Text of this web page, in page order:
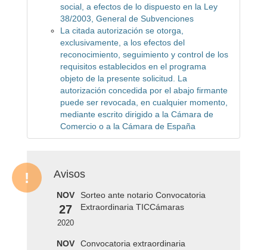
social, a efectos de lo dispuesto en la Ley
38/2003, General de Subvenciones
La citada autorización se otorga,
exclusivamente, a los efectos del
reconocimiento, seguimiento y control de los
requisitos establecidos en el programa
objeto de la presente solicitud. La
autorización concedida por el abajo firmante
puede ser revocada, en cualquier momento,
mediante escrito dirigido a la Cámara de
Comercio o a la Cámara de España
Avisos
NOV
27
2020
Sorteo ante notario Convocatoria
Extraordinaria TICCámaras
NOV
Convocatoria extraordinaria